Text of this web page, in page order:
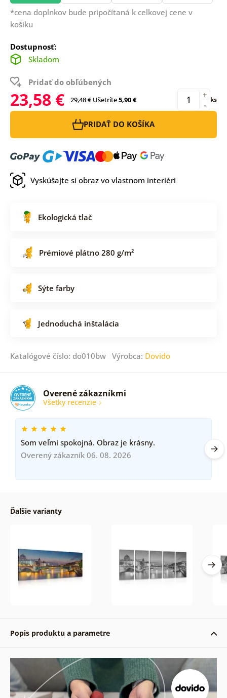
*cena doplnkov bude pripočítaná k celkovej cene v
košíku
Dostupnosť:
Skladom
Pridať do obľúbených
23,58 € 29,48 € Ušetríte5,90 € -
+ ks
PRIDAŤ DO KOŠÍKA
Vyskúšajte si obraz vo vlastnom interiéri
Ekologická tlač
Prémiové plátno 280 g/m²
Sýte farby
Jednoduchá inštalácia
Katalógové číslo: do010bw Výrobca: Dovido
Overené zákazníkmi
Všetky recenzie
Som veľmi spokojná. Obraz je krásny.
Overený zákazník 06. 08. 2026
Ďalšie varianty
Popis produktu a parametre